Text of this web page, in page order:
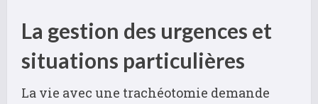
La gestion des urgences et
situations particulières
La vie avec une trachéotomie demande